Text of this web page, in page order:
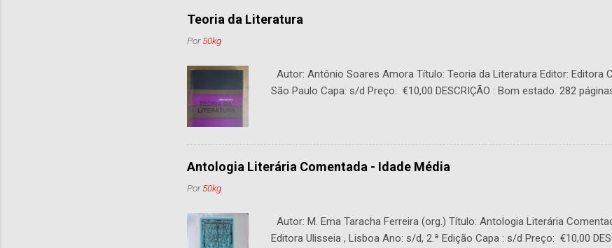
Teoria da Literatura
Por50kg
Autor: Antônio Soares Amora Título: Teoria da Literatura Editor: Editora
São Paulo Capa: s/d Preço: €10,00 DESCRIÇÃO : Bom estado. 282
Antologia Literária Comentada - Idade Média
Por50kg
Autor: M. Ema Taracha Ferreira (org.) Título: Antologia Literária
Editora Ulisseia , Lisboa Ano: s/d, 2.ª Edição Capa : s/d Preço: €10,00